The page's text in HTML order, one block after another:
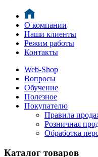
О компании
Наши клиенты
Режим работы
Контакты
Web-Shop
Вопросы
Обучение
Полезное
Покупателю
Правила
Розничная
Обработка
Каталог товаров